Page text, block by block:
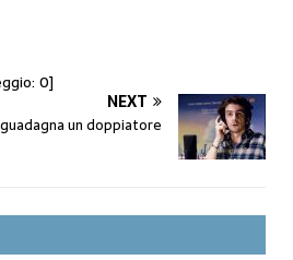
0]
NEXT
un doppiatore